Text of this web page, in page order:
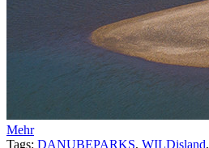
Mehr
Tags: DANUBEPARKS, WILDisland,